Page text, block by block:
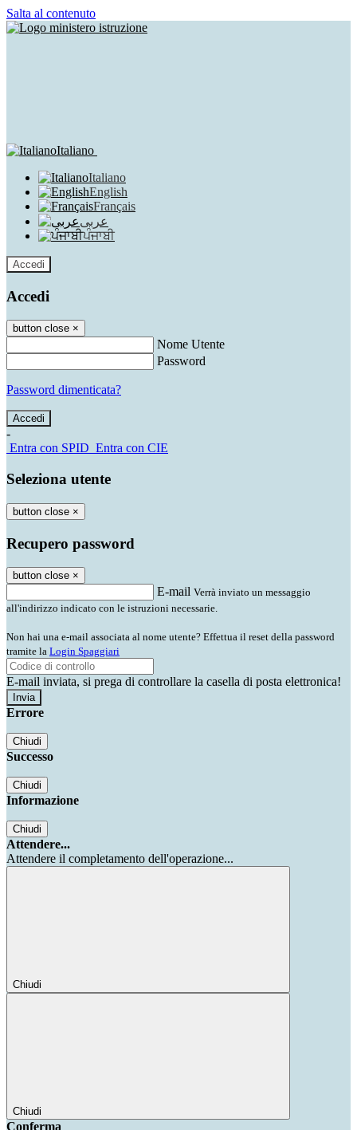
Salta al contenuto
Italiano
Italiano
English
Français
عربى
ਪੰਜਾਬੀ
Accedi
Accedi
button close ×
Nome Utente
Password
Password dimenticata?
-
Entra con SPID Entra con CIE
Seleziona utente
button close ×
Recupero password
button close ×
E-mail Verrà inviato un messaggio
all'indirizzo indicato con le istruzioni necessarie.
Non hai una e-mail associata al nome utente? Effettua il reset della password
tramite la Login Spaggiari
E-mail inviata, si prega di controllare la casella di posta elettronica!
Errore
Chiudi
Successo
Chiudi
Informazione
Chiudi
Attendere...
Attendere il completamento dell'operazione...
Chiudi
Chiudi
Conferma